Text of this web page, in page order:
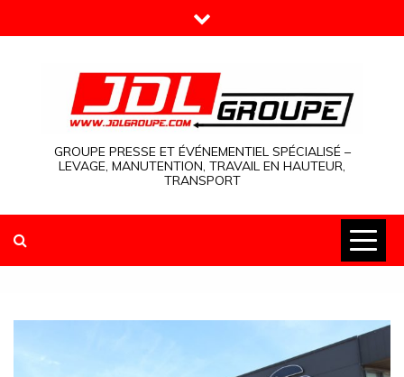
to
GROUPE PRESSE ET ÉVÉNEMENTIEL SPÉCIALISÉ –
LEVAGE, MANUTENTION, TRAVAIL EN HAUTEUR,
TRANSPORT